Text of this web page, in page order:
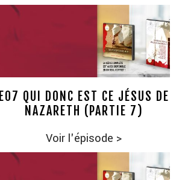
E07 QUI DONC EST CE JÉSUS DE
NAZARETH (PARTIE 7)
Voir l'épisode >